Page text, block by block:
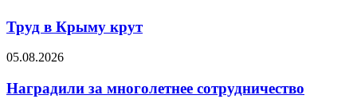
Труд в Крыму крут
05.08.2026
Наградили за многолетнее сотрудничество